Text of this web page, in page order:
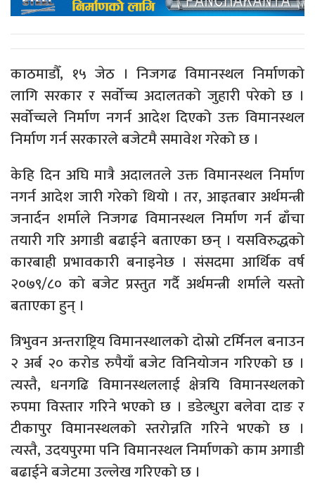
काठमाडौँ, १५ जेठ । निजगढ विमानस्थल निर्माणको
लागि सरकार र सर्वोच्च अदालतको जुहारी परेको छ ।
सर्वोच्चले निर्माण नगर्न आदेश दिएको उक्त विमानस्थल
निर्माण गर्न सरकारले बजेटमै समावेश गरेको छ ।
केहि दिन अघि मात्रै अदालतले उक्त विमानस्थल निर्माण
नगर्न आदेश जारी गरेको थियो । तर, आइतबार अर्थमन्त्री
जनार्दन शर्माले निजगढ विमानस्थल निर्माण गर्न ढाँचा
तयारी गरि अगाडी बढाईने बताएका छन् । यसविरुद्धको
कारबाही प्रभावकारी बनाइनेछ । संसदमा आर्थिक वर्ष
२०७९/८० को बजेट प्रस्तुत गर्दै अर्थमन्त्री शर्माले यस्तो
बताएका हुन् ।
त्रिभुवन अन्तराष्ट्रिय विमानस्थालको दोस्रो टर्मिनल बनाउन
२ अर्ब २० करोड रुपैयाँ बजेट विनियोजन गरिएको छ ।
त्यस्तै, धनगढि विमानस्थललाई क्षेत्रयि विमानस्थलको
रुपमा विस्तार गरिने भएको छ । डडेल्धुरा बलेवा दाङ र
टीकापुर विमानस्थलको स्तरोन्नति गरिने भएको छ ।
त्यस्तै, उदयपुरमा पनि विमानस्थल निर्माणको काम अगाडी
बढाईने बजेटमा उल्लेख गरिएको छ ।